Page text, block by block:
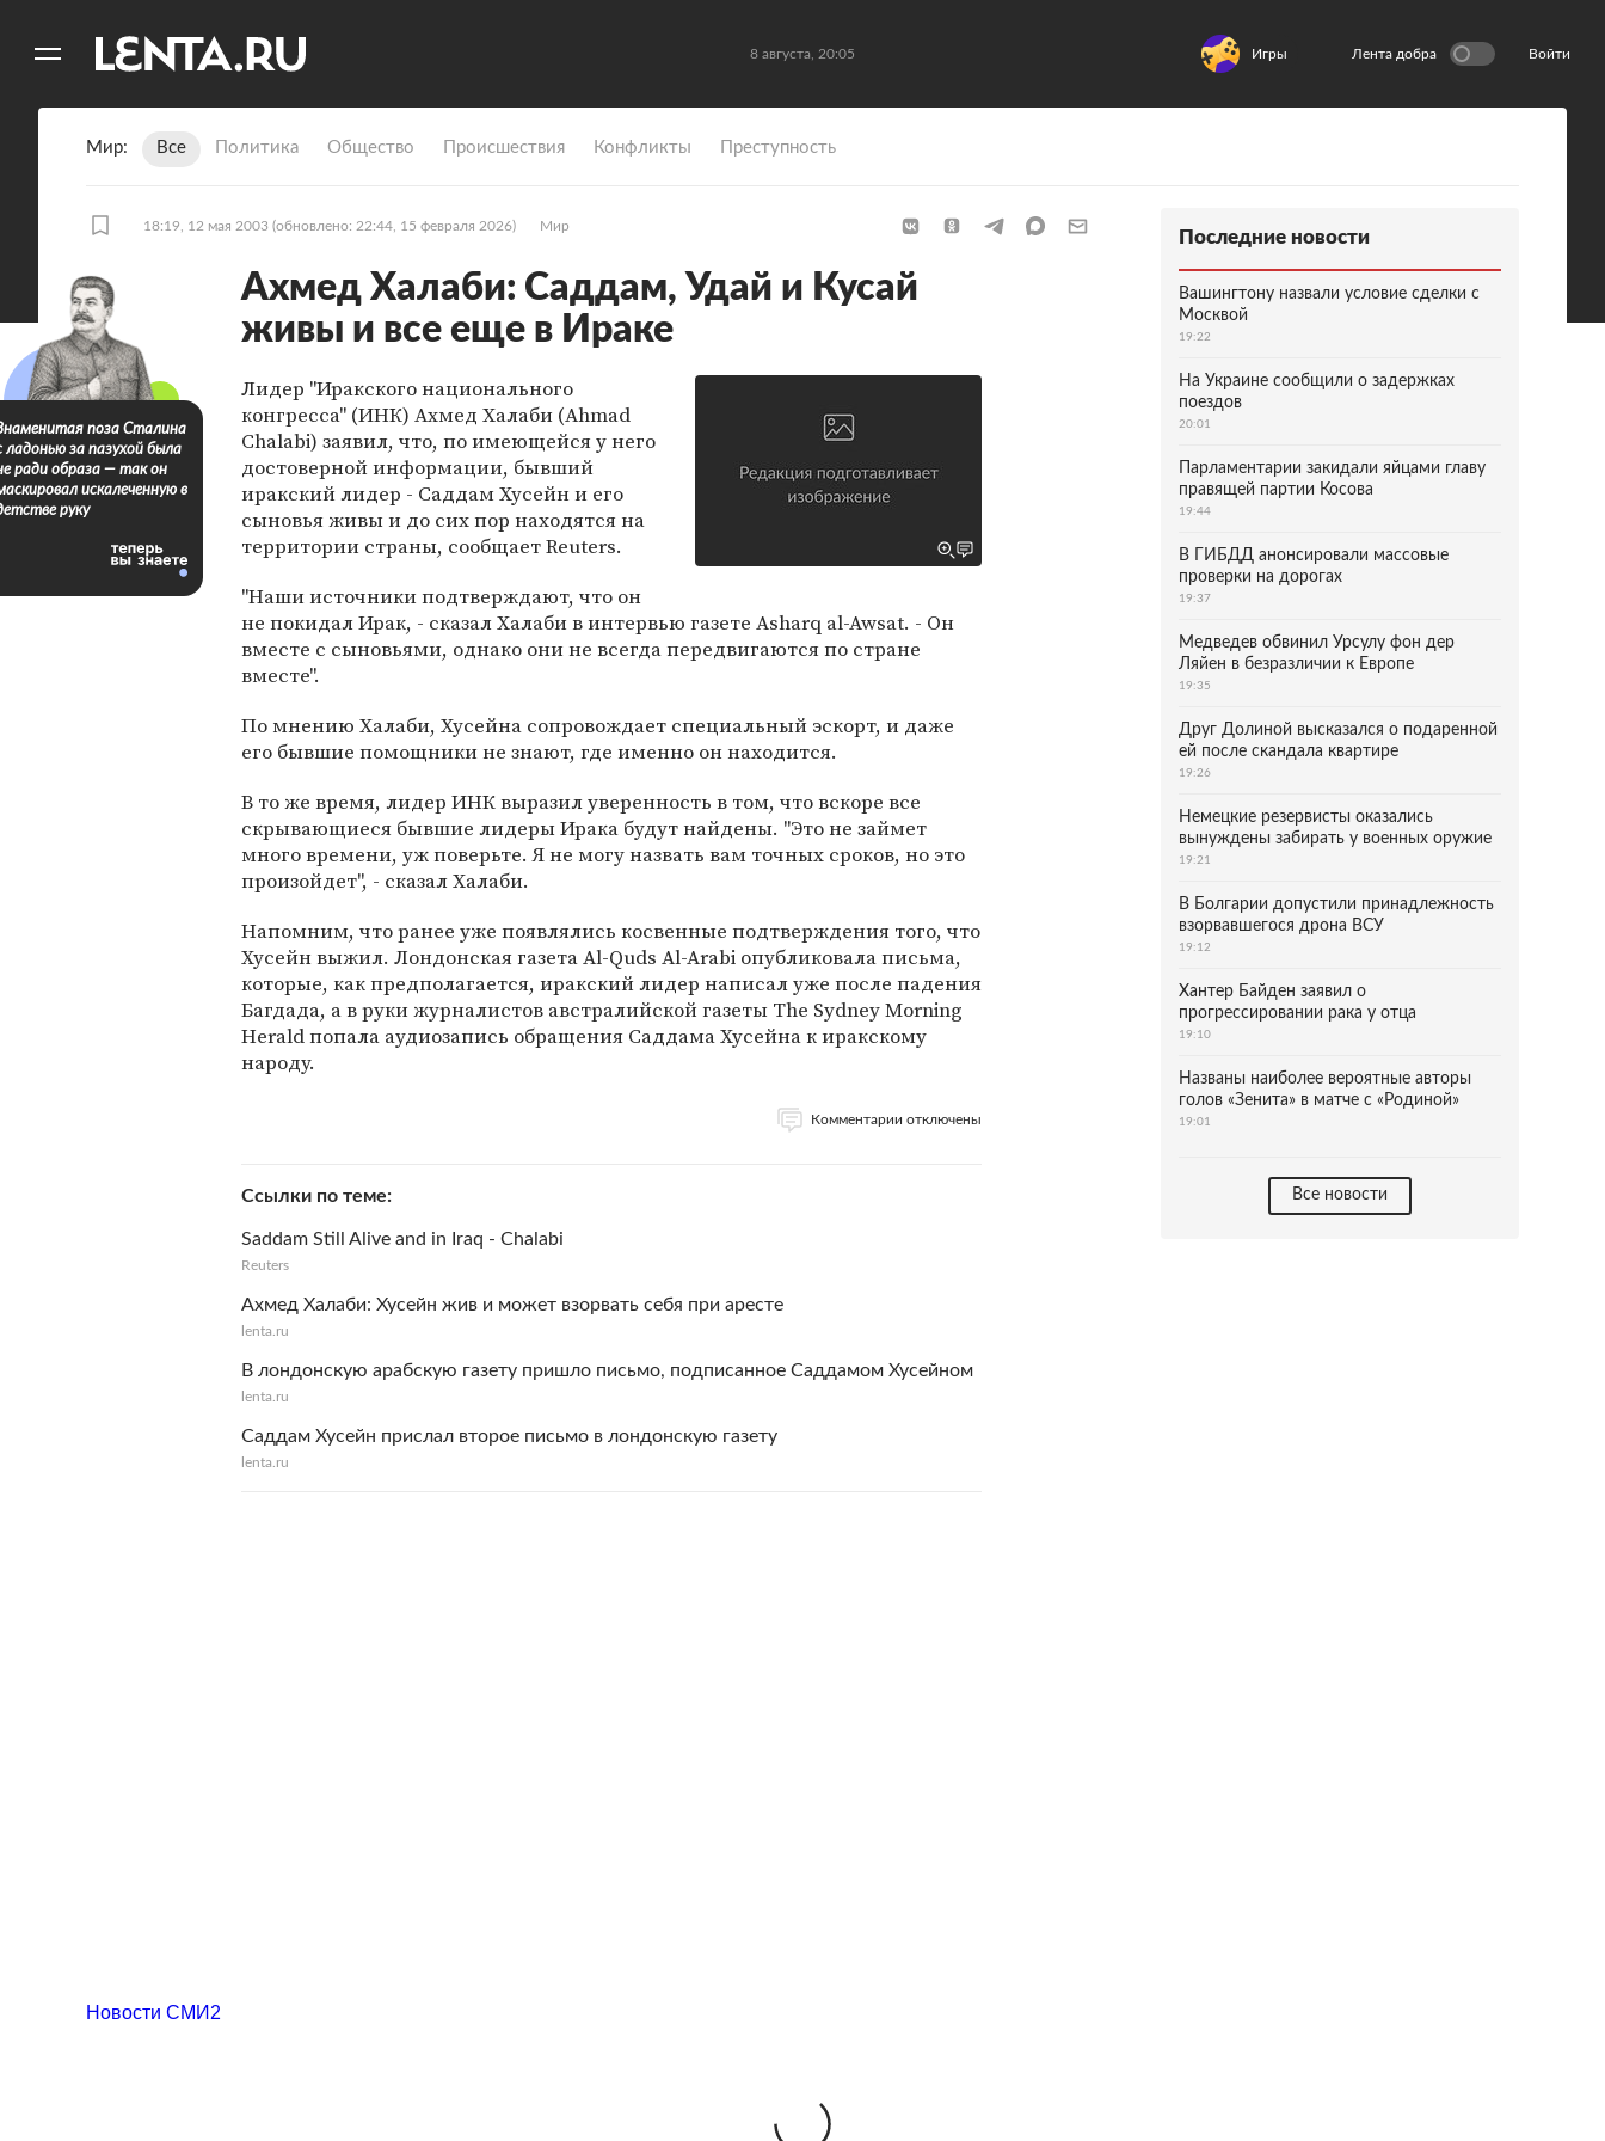
8 августа, 20:05 Игры Лента добра Войти
Мир Все Политика Общество Происшествия Конфликты Преступность
18:19, 12 мая 2003 (обновлено: 22:44, 15 февраля 2026) Мир
Ахмед Халаби: Саддам, Удай и Кусай
живы и все еще в Ираке
Лидер "Иракского национального
конгресса" (ИНК) Ахмед Халаби (Ahmad
Chalabi) заявил, что, по имеющейся у него
достоверной информации, бывший
иракский лидер - Саддам Хусейн и его
сыновья живы и до сих пор находятся на
территории страны, сообщает Reuters.
"Наши источники подтверждают, что он
не покидал Ирак, - сказал Халаби в интервью газете Asharq al-Awsat. - Он
вместе с сыновьями, однако они не всегда передвигаются по стране
вместе".
По мнению Халаби, Хусейна сопровождает специальный эскорт, и даже
его бывшие помощники не знают, где именно он находится.
В то же время, лидер ИНК выразил уверенность в том, что вскоре все
скрывающиеся бывшие лидеры Ирака будут найдены. "Это не займет
много времени, уж поверьте. Я не могу назвать вам точных сроков, но это
произойдет", - сказал Халаби.
Напомним, что ранее уже появлялись косвенные подтверждения того, что
Хусейн выжил. Лондонская газета Al-Quds Al-Arabi опубликовала письма,
которые, как предполагается, иракский лидер написал уже после падения
Багдада, а в руки журналистов австралийской газеты The Sydney Morning
Herald попала аудиозапись обращения Саддама Хусейна к иракскому
народу.
Комментарии отключены
Ссылки по теме
Saddam Still Alive and in Iraq - Chalabi
Reuters
Ахмед Халаби: Хусейн жив и может взорвать себя при аресте
lenta.ru
В лондонскую арабскую газету пришло письмо, подписанное Саддамом Хусейном
lenta.ru
Саддам Хусейн прислал второе письмо в лондонскую газету
lenta.ru
поза Сталина
ладонью за пазухой была
ради образа — так он
искалеченную в
руку
Последние новости
Вашингтону назвали условие сделки с
Москвой
19:22
На Украине сообщили о задержках
поездов
20:01
Парламентарии закидали яйцами главу
правящей партии Косова
19:44
В ГИБДД анонсировали массовые
проверки на дорогах
19:37
Медведев обвинил Урсулу фон дер
Ляйен в безразличии к Европе
19:35
Друг Долиной высказался о подаренной
ей после скандала квартире
19:26
Немецкие резервисты оказались
вынуждены забирать у военных оружие
19:21
В Болгарии допустили принадлежность
взорвавшегося дрона ВСУ
19:12
Хантер Байден заявил о
прогрессировании рака у отца
19:10
Названы наиболее вероятные авторы
голов «Зенита» в матче с «Родиной»
19:01
Все новости
Новости СМИ2